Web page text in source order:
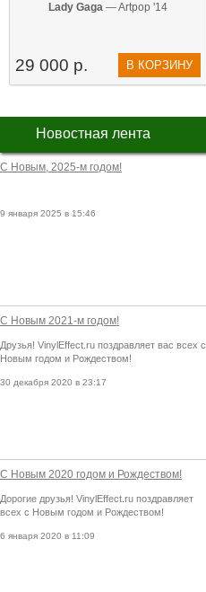
Lady Gaga — Artpop '14
29 000 р. В КОРЗИНУ
Новостная лента
С Новым, 2025-м годом!
9 января 2025 в 15:46
С Новым 2021-м годом!
Друзья! VinylEffect.ru поздравляет вас всех с
Новым годом и Рождеством!
30 декабря 2020 в 23:17
С Новым 2020 годом и Рождеством!
Дорогие друзья! VinylEffect.ru поздравляет
всех с Новым годом и Рождеством!
6 января 2020 в 11:09